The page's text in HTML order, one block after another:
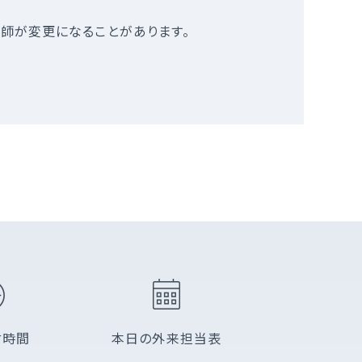
変更になることがあります。
間 本日の外来担当表